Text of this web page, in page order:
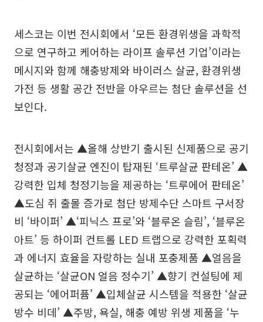
세스코는 이번 전시회에서 ‘모든 환경위생을 과학적
으로 연구하고 케어하는 라이프 솔루션 기업’이라는
메시지와 함께 해충방제와 바이러스 살균, 환경위생
가전 등 생활 공간 전반을 아우르는 첨단 솔루션을 선
보인다.
전시회에서는 ▲올해 상반기 출시된 신제품으로 공기
청정과 공기살균 엔진이 탑재된 ‘트루살균 판테온’ ▲
강력한 입체 청정기능을 제공하는 ‘트루에어 판테온’
▲도심 쥐 출몰 증가로 첨단 방제수단 스마트 구서장
비 ‘바이퍼’ ▲‘피닉스 프로’와 ‘블루온 슬림’, ‘블루온
아트’ 등 하이퍼 컨트롤 LED 트랩으로 강력한 포획력
과 에너지 효율을 자랑하는 실내 포충제품 ▲얼음을
살균하는 ‘살균ON 얼음 정수기’ ▲향기 컨설팅에 제
공되는 ‘에어퍼퓸’ ▲입체살균 시스템을 적용한 ‘살균
방수 비데’ ▲주방, 욕실, 해충 예방 위생 제품을 ‘누